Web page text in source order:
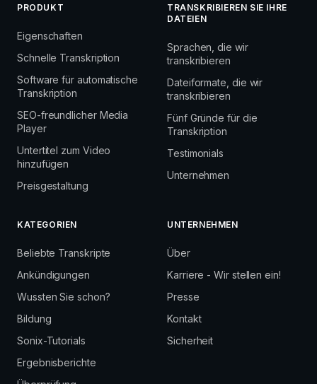
PRODUKT
Eigenschaften
Schnelle Transkription
Software für automatische
Transkription
SEO-freundlicher Media
Player
Untertitel zum Video
hinzufügen
Preisgestaltung
TRANSKRIBIEREN SIE IHRE
DATEIEN
Sprachen, die wir
transkribieren
Dateiformate, die wir
transkribieren
Fünf Gründe für die
Transkription
Testimonials
Unternehmen
KATEGORIEN
Beliebte Transkripte
Ankündigungen
Wussten Sie schon?
Bildung
Sonix-Tutorials
Ergebnisberichte
UNTERNEHMEN
Über
Karriere - Wir stellen ein!
Presse
Kontakt
Sicherheit